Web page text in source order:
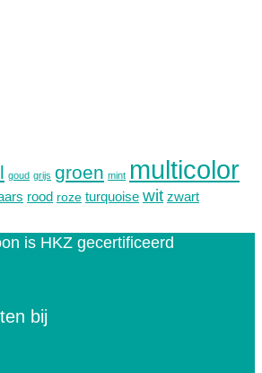
goud grijs groen mint multicolor
rood roze turquoise wit zwart
is HKZ gecertificeerd
bij